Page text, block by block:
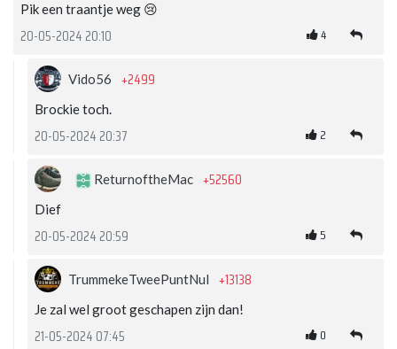
Pik een traantje weg 😢
20-05-2024 20:10 4
Vido56 +2499
Brockie toch.
20-05-2024 20:37 2
ReturnoftheMac +52560
Dief
20-05-2024 20:59 5
TrummekeTweePuntNul +13138
Je zal wel groot geschapen zijn dan!
21-05-2024 07:45 0